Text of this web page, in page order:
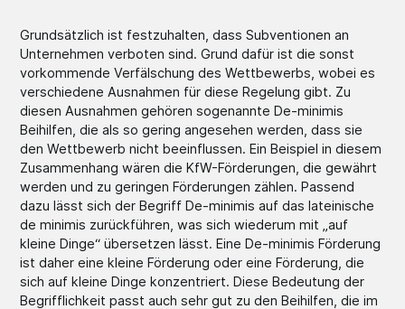
Grundsätzlich ist festzuhalten, dass Subventionen an
Unternehmen verboten sind. Grund dafür ist die sonst
vorkommende Verfälschung des Wettbewerbs, wobei es
verschiedene Ausnahmen für diese Regelung gibt. Zu
diesen Ausnahmen gehören sogenannte De-minimis
Beihilfen, die als so gering angesehen werden, dass sie
den Wettbewerb nicht beeinflussen. Ein Beispiel in diesem
Zusammenhang wären die KfW-Förderungen, die gewährt
werden und zu geringen Förderungen zählen. Passend
dazu lässt sich der Begriff De-minimis auf das lateinische
de minimis zurückführen, was sich wiederum mit „auf
kleine Dinge“ übersetzen lässt. Eine De-minimis Förderung
ist daher eine kleine Förderung oder eine Förderung, die
sich auf kleine Dinge konzentriert. Diese Bedeutung der
Begrifflichkeit passt auch sehr gut zu den Beihilfen, die im